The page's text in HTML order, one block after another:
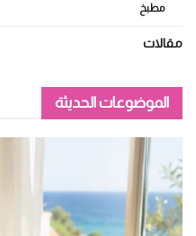
مطبخ
مقالات
الموضوعات الحديثة